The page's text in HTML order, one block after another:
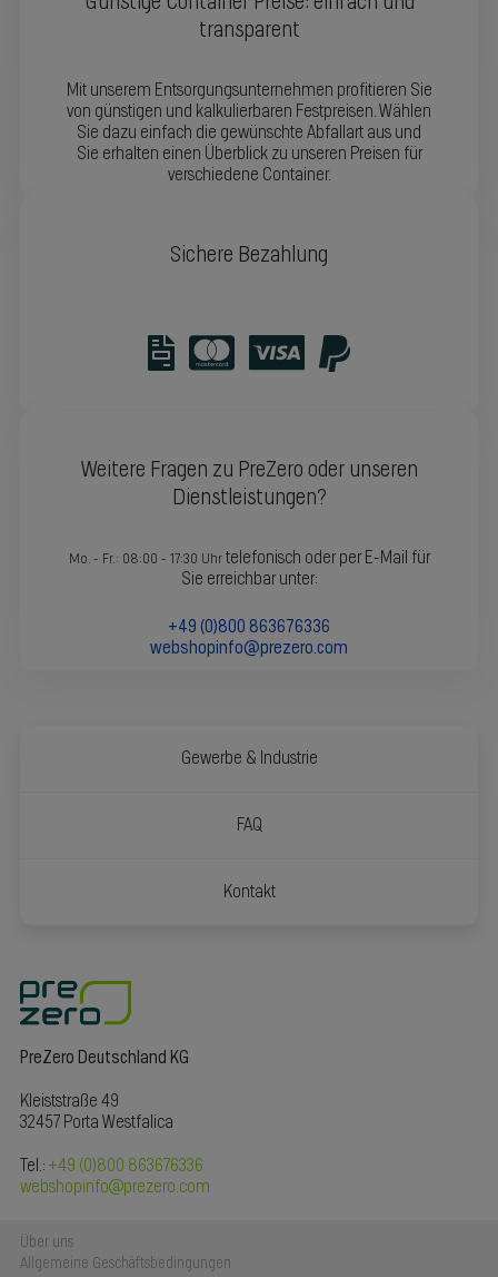
transparent
Mit unserem Entsorgungsunternehmen profitieren Sie
von günstigen und kalkulierbaren Festpreisen. Wählen
Sie dazu einfach die gewünschte Abfallart aus und
Sie erhalten einen Überblick zu unseren Preisen für
verschiedene Container.
Sichere Bezahlung
Weitere Fragen zu PreZero oder unseren
Dienstleistungen?
Mo. - Fr.: 08:00 - 17:30 Uhrtelefonisch oder per E-Mail für
Sie erreichbar unter:
+49 (0)800 863676336
webshopinfo@prezero.com
Gewerbe & Industrie
FAQ
Kontakt
PreZero Deutschland KG
Kleiststraße 49
32457 Porta Westfalica
Tel.: +49 (0)800 863676336
webshopinfo@prezero.com
Über uns
Allgemeine Geschäftsbedingungen